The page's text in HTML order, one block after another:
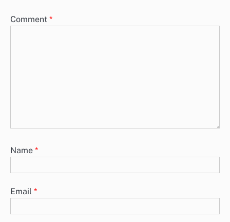
Comment *
Name *
Email *